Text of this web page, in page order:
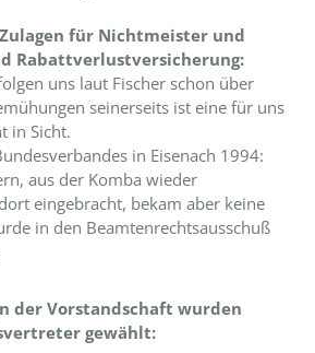
für Nichtmeister und
Rabattverlustversicherung:
uns laut Fischer schon über
seinerseits ist eine für uns
in Sicht.
in Eisenach 1994:
aus der Komba wieder
eingebracht, bekam aber keine
in den Beamtenrechtsausschuß
der Vorstandschaft wurden
gewählt: